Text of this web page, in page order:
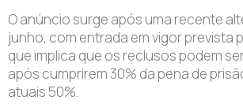
O anúncio surge após uma recente
junho, com entrada em vigor prevista
que implica que os reclusos podem
após cumprirem 30% da pena de
atuais 50%.